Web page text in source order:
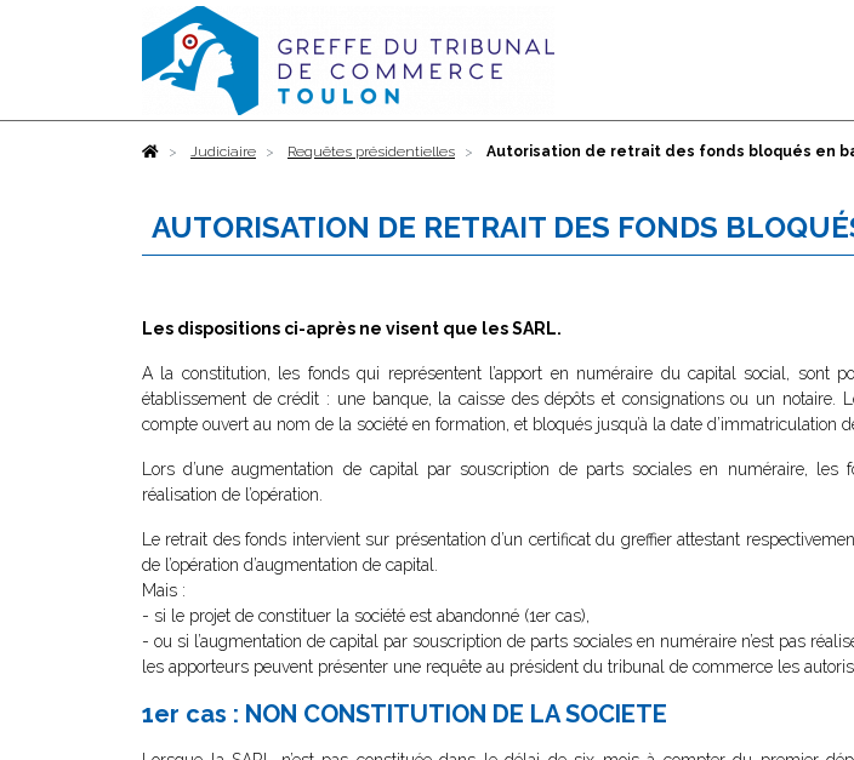
AccueilJudiciaire Requêtes présidentielles Autorisation de retrait des fonds bloqués en
AUTORISATION DE RETRAIT DES FONDS
Les dispositions ci-après ne visent que les SARL.
A la constitution, les fonds qui représentent l’apport en numéraire du capital social, sont
établissement de crédit : une banque, la caisse des dépôts et consignations ou un notaire.
compte ouvert au nom de la société en formation, et bloqués jusqu’à la date d’immatriculation
Lors d’une augmentation de capital par souscription de parts sociales en numéraire,
réalisation de l’opération.
Le retrait des fonds intervient sur présentation d’un certificat du greffier attestant
de l’opération d’augmentation de capital.
Mais :
- si le projet de constituer la société est abandonné (1er cas),
- ou si l’augmentation de capital par souscription de parts sociales en numéraire n’est pas
les apporteurs peuvent présenter une requête au président du tribunal de commerce les
1er cas : NON CONSTITUTION DE LA SOCIETE